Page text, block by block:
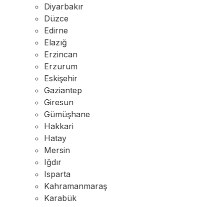
Diyarbakır
Düzce
Edirne
Elazığ
Erzincan
Erzurum
Eskişehir
Gaziantep
Giresun
Gümüşhane
Hakkari
Hatay
Mersin
Iğdır
Isparta
Kahramanmaraş
Karabük